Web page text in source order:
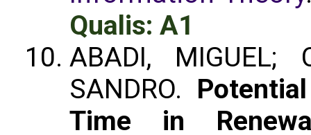
Qualis: A1
ABADI, MIGUEL;
SANDRO.
Time in